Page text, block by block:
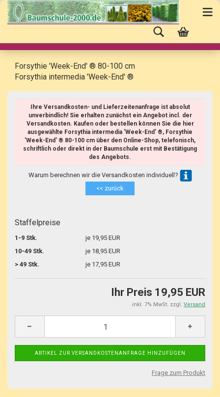
Forsythie 'Week-End' ® 80-100 cm
Forsythia intermedia 'Week-End' ®
Ihre Versandkosten- und Lieferzeitenanfrage ist absolut
unverbindlich! Sie erhalten zunächst ein Angebot incl. der
Versandkosten. Kaufen oder bestellen können Sie die hier
ausgewählte Forsythia intermedia 'Week-End' ®, Forsythie
'Week-End' ® 80-100 cm über den Online-Shop, telefonisch,
schriftlich oder direkt in der Baumschule erst mit Bestätigung
des Angebots.
Warum berechnen wir die Versandkosten individuell?
<< zurück
Staffelpreise
1-9 Stk.
je 19,95 EUR
10-49 Stk.
je 18,95 EUR
> 49 Stk.
je 17,95 EUR
Ihr Preis 19,95 EUR
inkl. 7% MwSt. zzgl. Versand
Frage zum Produkt